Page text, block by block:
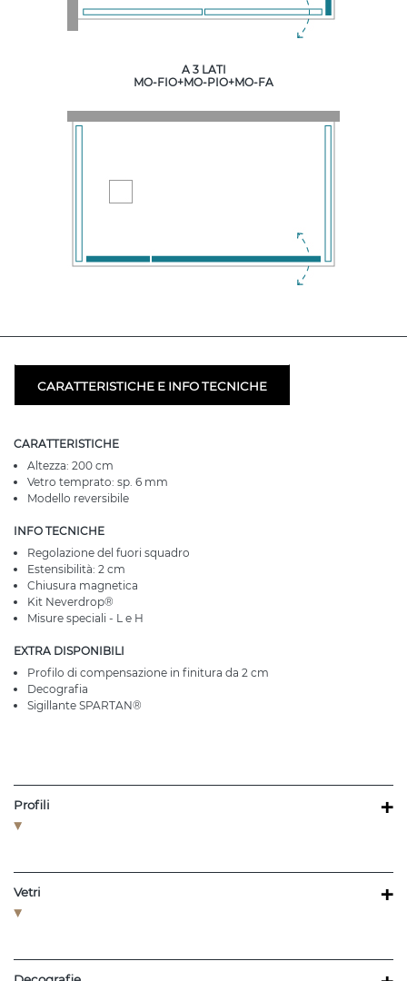
A 3 LATI
MO-FIO+MO-PIO+MO-FA
CARATTERISTICHE E INFO TECNICHE
CARATTERISTICHE
Altezza: 200 cm
Vetro temprato: sp. 6 mm
Modello reversibile
INFO TECNICHE
Regolazione del fuori squadro
Estensibilità: 2 cm
Chiusura magnetica
Kit Neverdrop®
Misure speciali - L e H
EXTRA DISPONIBILI
Profilo di compensazione in finitura da 2 cm
Decografia
Sigillante SPARTAN®
Profili +
Vetri +